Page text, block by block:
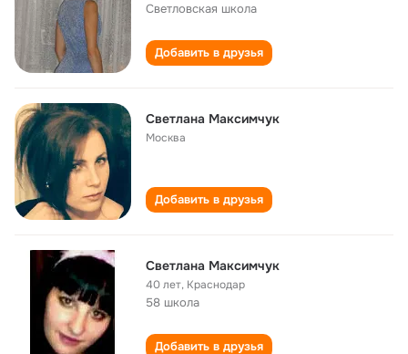
Светловская школа
Добавить в друзья
Светлана Максимчук
Москва
Добавить в друзья
Светлана Максимчук
40 лет, Краснодар
58 школа
Добавить в друзья